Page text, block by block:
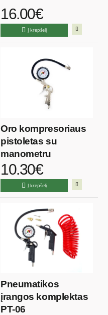
16.00€
Į krepšelį
Oro kompresoriaus
pistoletas su
manometru
10.30€
Į krepšelį
Pneumatikos
įrangos komplektas
PT-06